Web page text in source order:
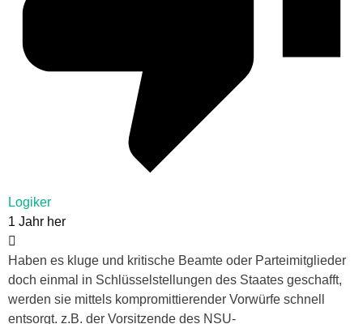
Logiker
1 Jahr her
Haben es kluge und kritische Beamte oder Parteimitglieder
doch einmal in Schlüsselstellungen des Staates geschafft,
werden sie mittels kompromittierender Vorwürfe schnell
entsorgt. z.B. der Vorsitzende des NSU-